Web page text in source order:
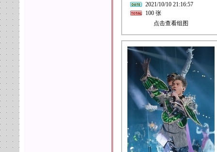
2021/10/10 21:16:57
100 张
点击查看组图